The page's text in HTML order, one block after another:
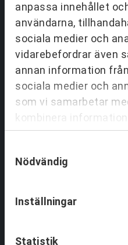
anpassa innehållet
användarna,
sociala medier och
vidarebefordrar även
annan information
sociala medier och
som vi samarbetar
kombinera
information som du
som de har samlat in
tjänster.
Nödvändig
Inställningar
Statistik
Partnering &
Utbildningar Partnering
Tjänster inom Partnering
Om Partnering &
Referenser
Utbildningar Ledarskap
Om Team & Ledarskap